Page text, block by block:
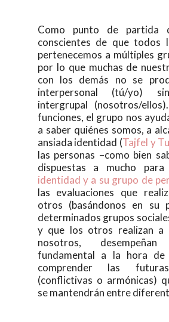
Como punto de partida
conscientes de que todos
pertenecemos a múltiples
por lo que muchas de
con los demás no se
interpersonal (tú/yo)
intergrupal (nosotros/
funciones, el grupo nos
a saber quiénes somos, a
ansiada identidad (Tajfel y
las personas –como bien
dispuestas a mucho para
identidad y a su grupo de
las evaluaciones que
otros (basándonos en su
determinados grupos
y que los otros realizan a
nosotros,
fundamental a la hora de
comprender las
(conflictivas o armónicas)
se mantendrán entre